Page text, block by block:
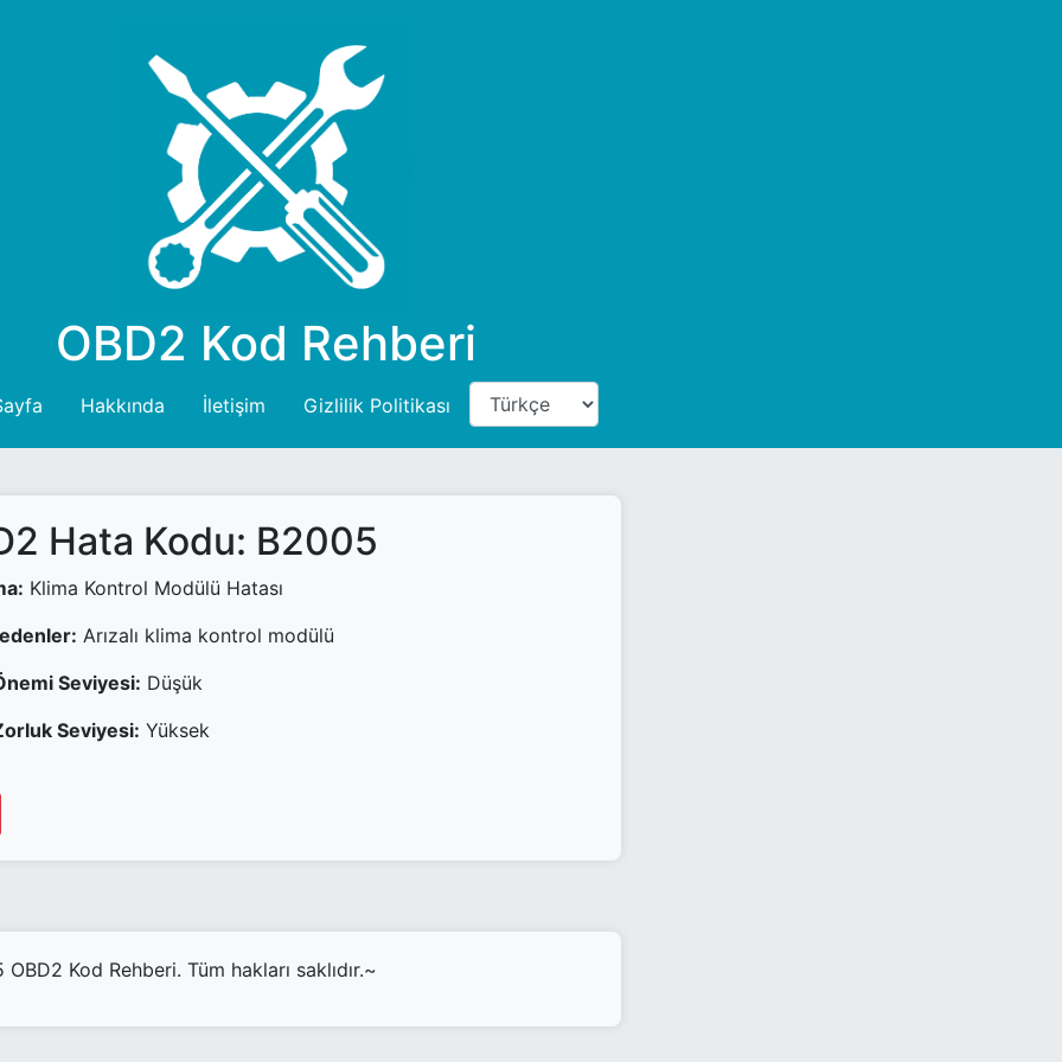
OBD2 Kod Rehberi
Hakkında İletişim Gizlilik Politikası
Hata Kodu: B2005
Klima Kontrol Modülü Hatası
Arızalı klima kontrol modülü
Seviyesi: Düşük
Seviyesi: Yüksek
Kod Rehberi. Tüm hakları saklıdır.~